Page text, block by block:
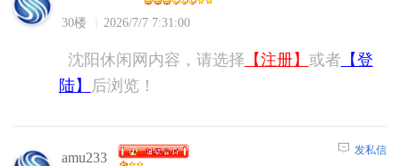
30楼 2026/7/7 7:31:00
沈阳休闲网内容，请选择 【注册】 或者 【登
陆】
后浏览！
amu233 发私信